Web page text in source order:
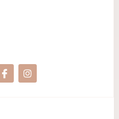
qui capturent l'essence